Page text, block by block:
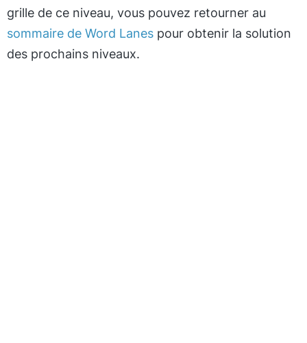
grille de ce niveau, vous pouvez retourner au
sommaire de Word Lanes pour obtenir la solution
des prochains niveaux.